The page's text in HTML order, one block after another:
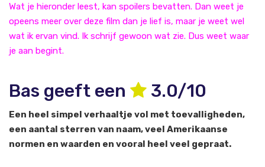
Wat je hieronder leest, kan spoilers bevatten. Dan weet je
opeens meer over deze film dan je lief is, maar je weet wel
wat ik ervan vind. Ik schrijf gewoon wat zie. Dus weet waar
je aan begint.
Bas geeft een 3.0/10
Een heel simpel verhaaltje vol met toevalligheden,
een aantal sterren van naam, veel Amerikaanse
normen en waarden en vooral heel veel gepraat.